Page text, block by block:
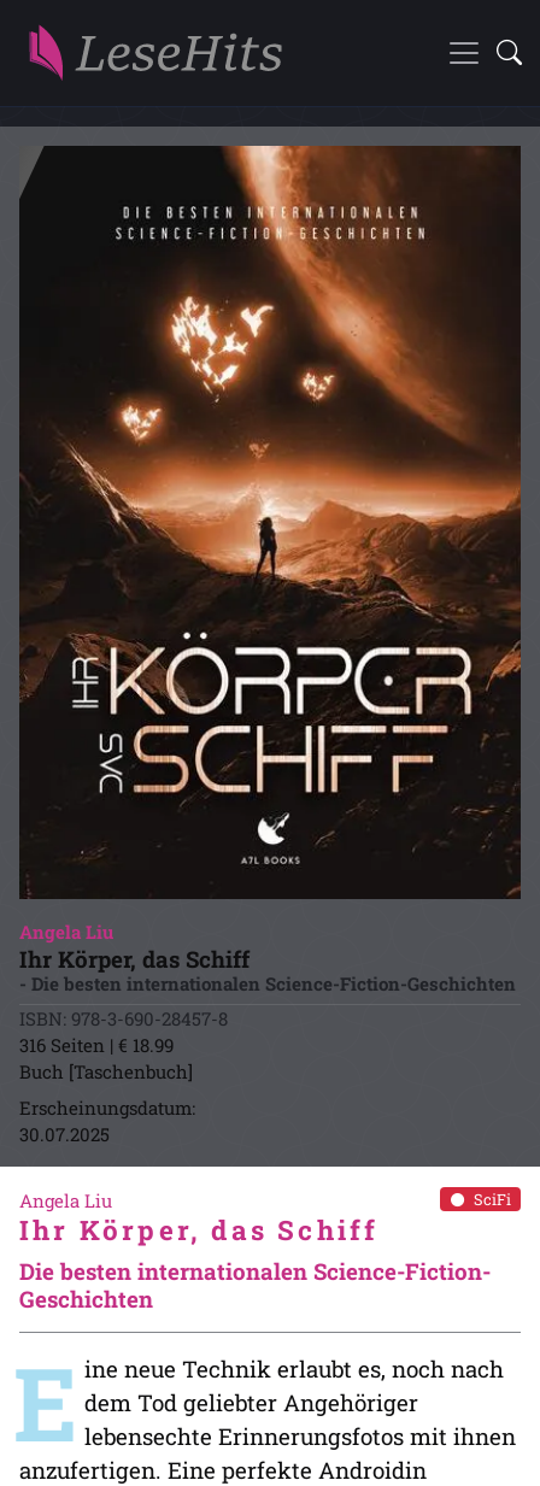
Angela Liu
Ihr Körper, das Schiff
- Die besten internationalen Science-Fiction-Geschichten
ISBN: 978-3-690-28457-8
316 Seiten | € 18.99
Buch [Taschenbuch]
Erscheinungsdatum:
30.07.2025
SciFi
Angela Liu
Ihr Körper, das Schiff
Die besten internationalen Science-Fiction-
Geschichten
E ine neue Technik erlaubt es, noch nach
dem Tod geliebter Angehöriger
lebensechte Erinnerungsfotos mit ihnen
anzufertigen. Eine perfekte Androidin